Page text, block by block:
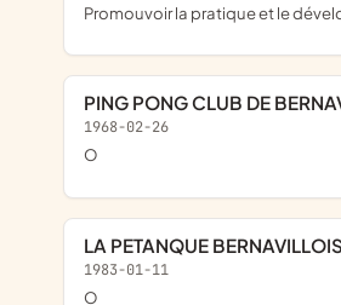
promouvoir la pratique et le
PING PONG CLUB DE
1968-02-26
o
LA PETANQUE
1983-01-11
o